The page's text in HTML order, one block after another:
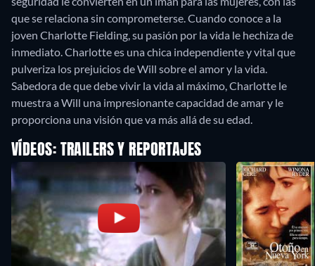
que se relaciona sin comprometerse. Cuando conoce a la
joven Charlotte Fielding, su pasión por la vida le hechiza de
inmediato. Charlotte es una chica independiente y vital que
pulveriza los prejuicios de Will sobre el amor y la vida.
Sabedora de que debe vivir la vida al máximo, Charlotte le
muestra a Will una impresionante capacidad de amar y le
proporciona una visión que va más allá de su edad.
VÍDEOS: TRAILERS Y REPORTAJES